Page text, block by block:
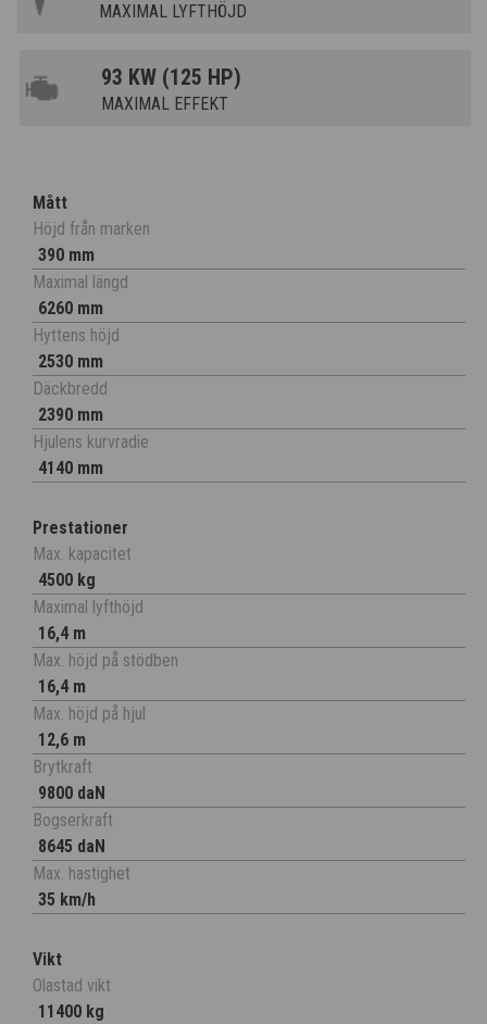
MAXIMAL LYFTHÖJD
93 KW (125 HP)
MAXIMAL EFFEKT
Mått
Höjd från marken
390 mm
Maximal längd
6260 mm
Hyttens höjd
2530 mm
Däckbredd
2390 mm
Hjulens kurvradie
4140 mm
Prestationer
Max. kapacitet
4500 kg
Maximal lyfthöjd
16,4 m
Max. höjd på stödben
16,4 m
Max. höjd på hjul
12,6 m
Brytkraft
9800 daN
Bogserkraft
8645 daN
Max. hastighet
35 km/h
Vikt
Olastad vikt
11400 kg